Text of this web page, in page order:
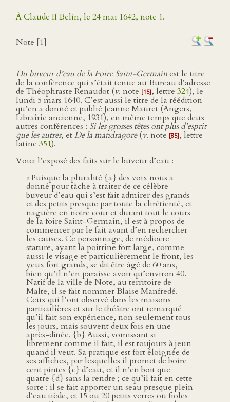
À Claude II Belin, le 24 mai 1642, note 1.
Note [1]
Du buveur d’eau de la Foire Saint-Germainest le titre
de la conférence qui s’était tenue au Bureau d’adresse
de Théophraste Renaudot (v. note [15], lettre 324), le
lundi 5 mars 1640. C’est aussi le titre de la réédition
qu’en a donné et publié Jeanne Mauret (Angers,
Librairie ancienne, 1931), en même temps que deux
autres conférences : Si les grosses têtes ont plus d’esprit
que les autres, etDe la mandragore(v. note [85], lettre
latine 351).
Voici l’exposé des faits sur le buveur d’eau :
« Puisque la pluralité {a} des voix nous a
donné pour tâche à traiter de ce célèbre
buveur d’eau qui s’est fait admirer des grands
et des petits presque par toute la chrétienté, et
naguère en notre cour et durant tout le cours
de la foire Saint-Germain, il est à propos de
commencer par le fait avant d’en rechercher
les causes. Ce personnage, de médiocre
stature, ayant la poitrine fort large, comme
aussi le visage et particulièrement le front, les
yeux fort grands, se dit être âgé de 60 ans,
bien qu’il n’en paraisse avoir qu’environ 40.
Natif de la ville de Note, au territoire de
Malte, il se fait nommer Blaise Manfredé.
Ceux qui l’ont observé dans les maisons
particulières et sur le théâtre ont remarqué
qu’il fait son expérience, non seulement tous
les jours, mais souvent deux fois en une
après-dînée. {b} Aussi, vomissant si
librement comme il fait, il est toujours à jeun
quand il veut. Sa pratique est fort éloignée de
ses affiches, par lesquelles il promet de boire
cent pintes {c} d’eau, et il n’en boit que
quatre {d} sans la rendre ; ce qu’il fait en cette
sorte : il se fait apporter un seau presque plein
d’eau tiède, et 15 ou 20 petits verres ou fioles